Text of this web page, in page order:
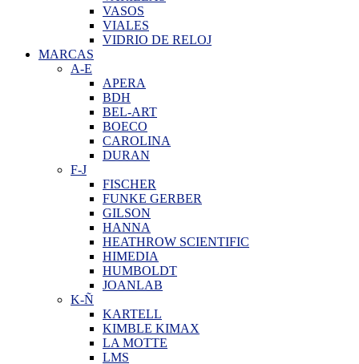
VASOS
VIALES
VIDRIO DE RELOJ
MARCAS
A-E
APERA
BDH
BEL-ART
BOECO
CAROLINA
DURAN
F-J
FISCHER
FUNKE GERBER
GILSON
HANNA
HEATHROW SCIENTIFIC
HIMEDIA
HUMBOLDT
JOANLAB
K-Ñ
KARTELL
KIMBLE KIMAX
LA MOTTE
LMS